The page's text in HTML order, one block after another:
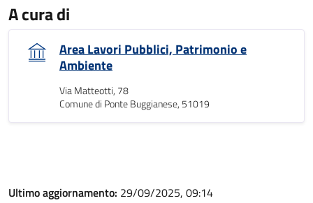
A cura di
Area Lavori Pubblici, Patrimonio e
Ambiente
Via Matteotti, 78
Comune di Ponte Buggianese, 51019
Ultimo aggiornamento: 29/09/2025, 09:14